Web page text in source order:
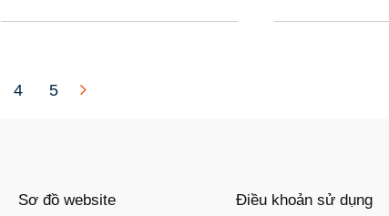
4 5
Sơ đồ website Điều khoản sử dụng